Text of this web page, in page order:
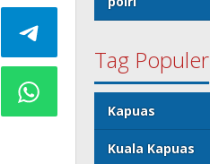
Tag Populer
Kapuas
Kuala Kapuas